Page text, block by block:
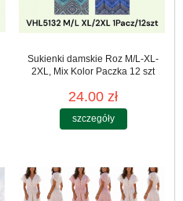
Sukienki damskie Roz M/L-XL-
2XL, Mix Kolor Paczka 12 szt
24.00 zł
szczegóły